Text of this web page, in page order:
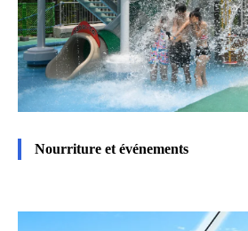
Nourriture et événements